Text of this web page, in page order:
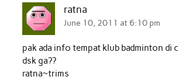
ratna
June 10, 2011 at 6:10 pm
pak ada info tempat klub badminton di
dsk ga??
ratna~trims